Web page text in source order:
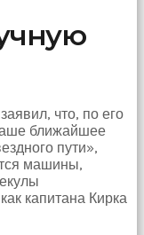
что, по его
ближайшее
пути»,
машины,
капитана Кирка